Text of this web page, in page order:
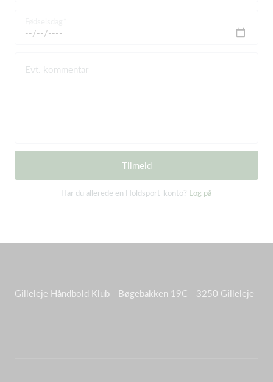
Evt. kommentar
Tilmeld
Har du allerede en Holdsport-konto? Log på
Gilleleje Håndbold Klub - Bøgebakken 19C - 3250 Gilleleje